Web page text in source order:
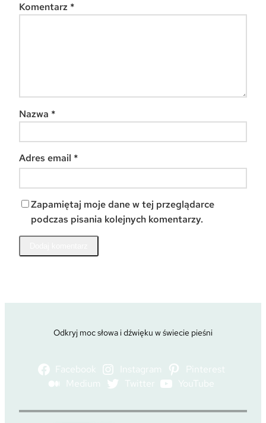
Komentarz *
Nazwa *
Adres email *
Zapamiętaj moje dane w tej przeglądarce
podczas pisania kolejnych komentarzy.
Odkryj moc słowa i dźwięku w świecie pieśni
Facebook Instagram
Pinterest
Medium
Twitter YouTube